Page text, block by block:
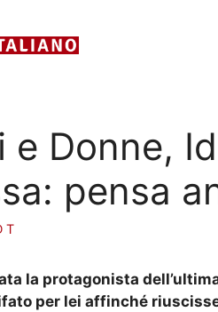
e Donne,
pensa
T
la protagonista
per lei affinché